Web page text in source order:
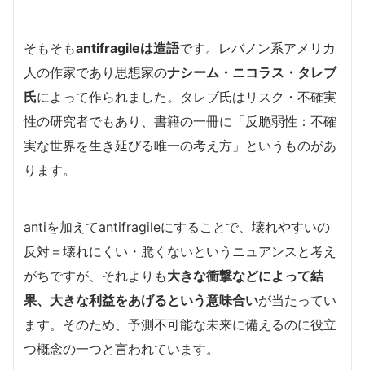
そもそもantifragileは造語です。レバノン系アメリカ
人の作家であり思想家のナシーム・ニコラス・タレブ
氏によって作られました。タレブ氏はリスク・不確実
性の研究者でもあり、書籍の一冊に「反脆弱性：不確
実な世界を生き延びる唯一の考え方」というものがあ
ります。
antiを加えてantifragileにすることで、壊れやすいの
反対＝壊れにくい・脆くないというニュアンスと考え
がちですが、それよりも大きな衝撃などによって結
果、大きな利益をあげるという意味合いが当たってい
ます。そのため、予測不可能な未来に備えるのに役立
つ概念の一つと言われています。